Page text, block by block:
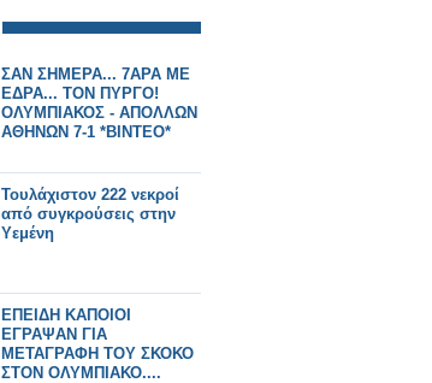
ΣΑΝ ΣΗΜΕΡΑ... 7ΑΡΑ ΜΕ
ΕΔΡΑ... ΤΟΝ ΠΥΡΓΟ!
ΟΛΥΜΠΙΑΚΟΣ - ΑΠΟΛΛΩΝ
ΑΘΗΝΩΝ 7-1 *ΒΙΝΤΕΟ*
Τουλάχιστον 222 νεκροί
από συγκρούσεις στην
Υεμένη
EΠΕΙΔΗ ΚΑΠΟΙΟΙ
ΕΓΡΑΨΑΝ ΓΙΑ
ΜΕΤΑΓΡΑΦΗ ΤΟΥ ΣΚΟΚΟ
ΣΤΟΝ ΟΛΥΜΠΙΑΚΟ....